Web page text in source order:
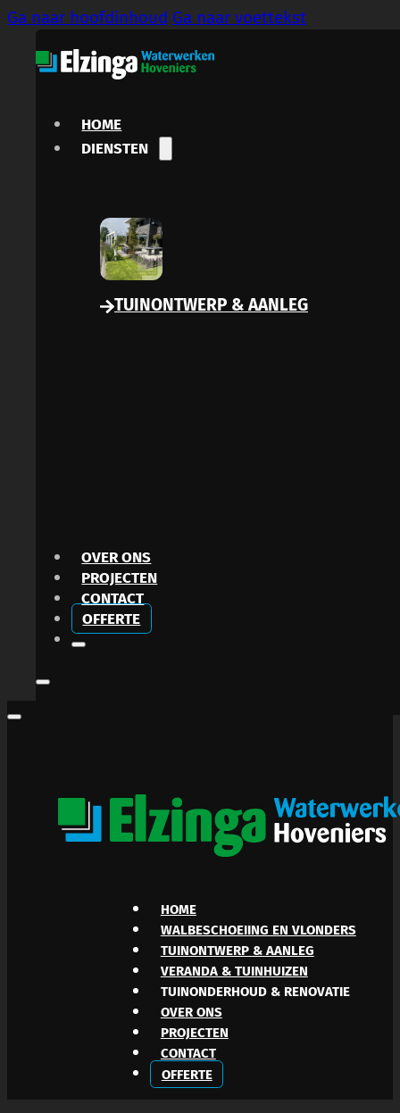
Ga naar hoofdinhoud Ga naar voettekst
HOME
DIENSTEN
TUINONTWERP & AANLEG
OVER ONS
PROJECTEN
CONTACT
OFFERTE
HOME
WALBESCHOEIING EN VLONDERS
TUINONTWERP & AANLEG
VERANDA & TUINHUIZEN
TUINONDERHOUD & RENOVATIE
OVER ONS
PROJECTEN
CONTACT
OFFERTE